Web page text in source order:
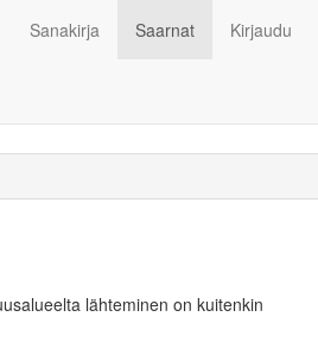
Sanakirja Saarnat Kirjaudu
lähteminen on kuitenkin